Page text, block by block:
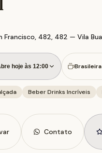
Francisco, 482, 482 — Vila
hoje às 12:00
Beber Drinks Incríveis
Contato